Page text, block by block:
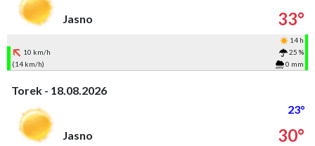
Jasno
33°
14 h
10 km/h
25 %
(14 km/h)
0 mm
Torek - 18.08.2026
23°
Jasno
30°